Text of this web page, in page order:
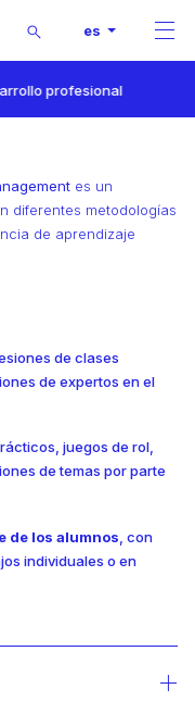
Buscar es
profesional
es un
diferentes metodologías
de aprendizaje
de clases
de expertos en el
juegos de rol,
de temas por parte
de los alumnos , con
individuales o en